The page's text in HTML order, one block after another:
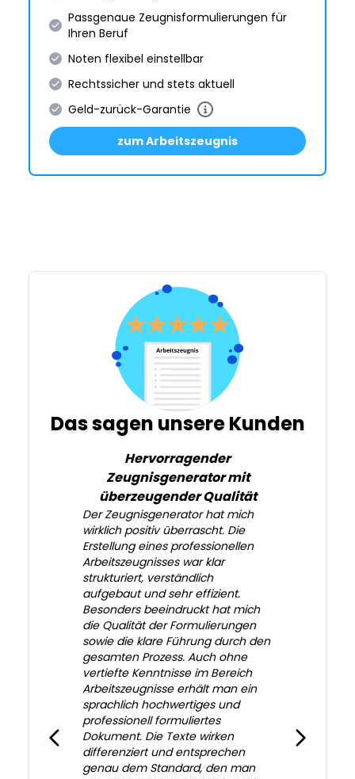
Passgenaue Zeugnis­formulie­rungen für
Ihren Beruf
Noten flexibel einstellbar
Rechtssicher und stets aktuell
Geld-zurück-Garantie
zum Arbeitszeugnis
Das sagen unsere Kunden
Hervorragender
Zeugnisgenerator mit
überzeugender Qualität
Der Zeugnisgenerator hat mich
wirklich positiv überrascht. Die
Erstellung eines professionellen
Arbeitszeugnisses war klar
strukturiert, verständlich
aufgebaut und sehr effizient.
Besonders beeindruckt hat mich
die Qualität der Formulierungen
sowie die klare Führung durch den
gesamten Prozess. Auch ohne
vertiefte Kenntnisse im Bereich
Arbeitszeugnisse erhält man ein
sprachlich hochwertiges und
professionell formuliertes
Dokument. Die Texte wirken
differenziert und entsprechen
genau dem Standard, den man